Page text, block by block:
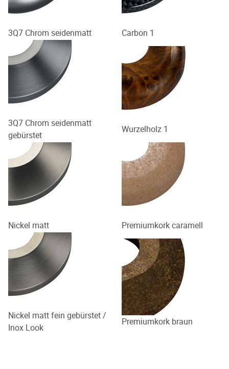
3Q7 Chrom seidenmatt Carbon 1
3Q7 Chrom seidenmatt
gebürstet
Wurzelholz 1
Nickel matt Premiumkork caramell
Nickel matt fein gebürstet /
Inox Look
Premiumkork braun